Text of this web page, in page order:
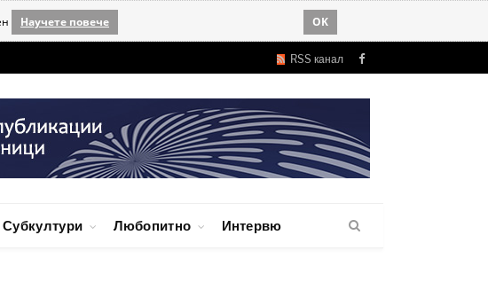
Научете повече OK
RSS канал Facebook
Субкултури Любопитно Интервю